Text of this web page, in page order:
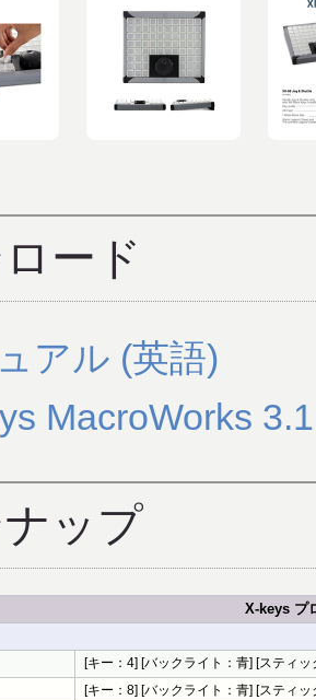
ード
アル (英語)
MacroWorks
ップ
X-keys プ
[キー：4] [バックライト：青] [スティッ
[キー：8] [バックライト：青] [スティッ